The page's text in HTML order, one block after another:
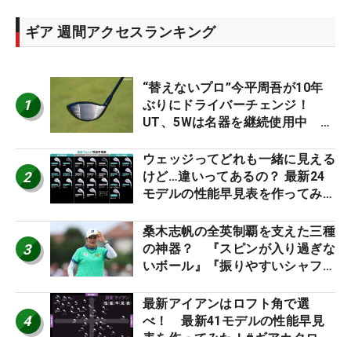
ギア 週間アクセスランキング
1
“替えないプロ”今平周吾が10年
ぶりにドライバーチェンジ！
UT、5Wは名器を継続使用中 #
2
ウェッジってどれも一緒に見える
けど…違いってあるの？ 最新24
モデルの性能早見表を作ってみ
3
桑木志帆の全英制覇を支えた三種
の神器？ 『スピンが入り過ぎな
いボール』『振りやすいシャフ
ー』 #女子プロセッティング
4
最新アイアンはロフト角で選
べ！ 最新41モデルの性能早見